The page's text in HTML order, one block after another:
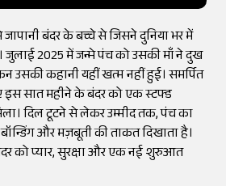
बंदर के बच्चे से जिसने दुनिया भर में
जुलाई 2025 में जन्मे पंच को उसकी माँ ने दुख
उसकी कहानी यहीं खत्म नहीं हुई। समर्पित
इस सात महीने के बंदर को एक स्टफ्ड
दिल टूटने से लेकर उम्मीद तक, पंच का
और मज़बूती की ताकत दिखाता है।
को प्यार, सुरक्षा और एक नई शुरुआत